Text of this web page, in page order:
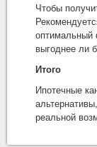
Чтобы
оптимальный
выгоднее ли
Итого
Ипотечные
реальной